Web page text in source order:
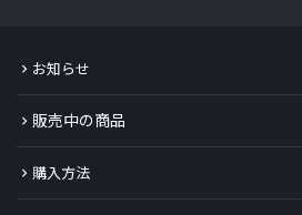
お知らせ
販売中の商品
購入方法